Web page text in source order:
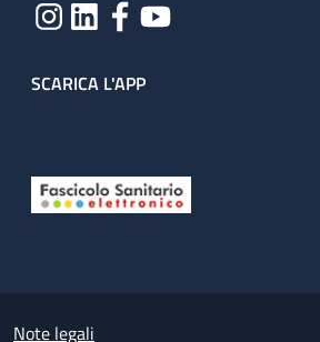
SCARICA L'APP
Small prints
Note legali